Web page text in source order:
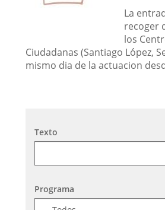
La
recoger
los
Ciudadanas (Santiago López,
mismo dia de la actuacion
Búsqueda
Texto
Programa